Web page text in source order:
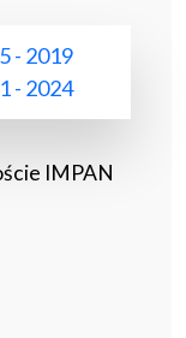
- 2019
- 2024
IMPAN